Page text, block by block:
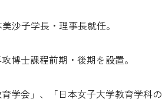
沙子学長・理事長就任。
博士課程前期・後期を設置。
育学会」、「日本女子大学教育学科の